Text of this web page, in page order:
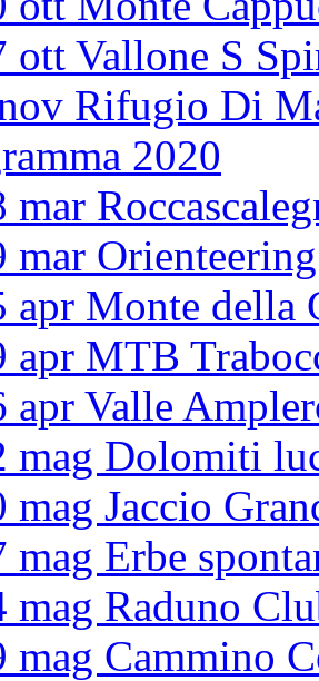
ott Vallone S
Rifugio Di
2020
mar
mar Orienteering
apr Monte della
apr MTB
apr Valle
mag Dolomiti
mag Jaccio
mag Erbe
mag Raduno
mag Cammino